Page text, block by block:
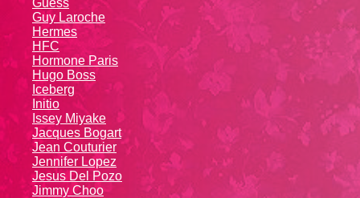
Guess
Guy Laroche
Hermes
HFC
Hormone Paris
Hugo Boss
Iceberg
Initio
Issey Miyake
Jacques Bogart
Jean Couturier
Jennifer Lopez
Jesus Del Pozo
Jimmy Choo